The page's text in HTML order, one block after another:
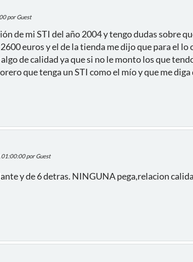
por Guest
de mi STI del año 2004 y tengo dudas
euros y el de la tienda me dijo que para el
de calidad ya que si no le monto los que
que tenga un STI como el mío y que me
01:00:00 por Guest
y de 6 detras. NINGUNA pega,relacion